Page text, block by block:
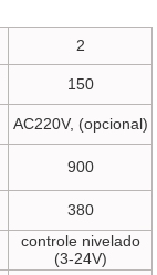
2
150
AC220V, (opcional)
900
380
controle nivelado
(3-24V)